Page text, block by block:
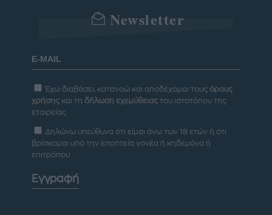
Newsletter
Έχω διαβάσει, κατανοώ και αποδέχομαι τους όρους
χρήσης και τη δήλωση εχεμύθειας του ιστοτόπου της
εταιρείας
Δηλώνω υπεύθυνα ότι είμαι άνω των 18 ετών ή ότι
βρίσκομαι υπό την εποπτεία γονέα ή κηδεμόνα ή
επιτρόπου
Εγγραφή